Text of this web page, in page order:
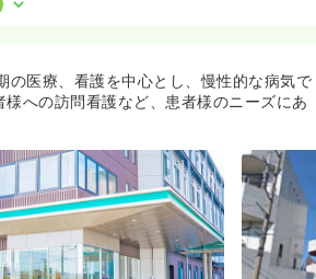
気になる 詳細を見る
一時募集休止
の医療、看護を中心とし、慢性的な病気で
への訪問看護など、患者様のニーズにあ